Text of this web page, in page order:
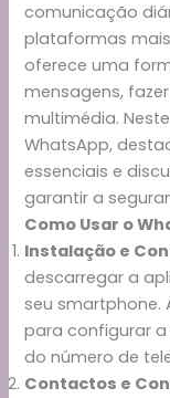
comunicação
plataformas
oferece uma
mensagens,
multimédia.
WhatsApp,
essenciais e
garantir a
Como Usar o
Instalação e
descarregar a
seu smartphone.
para configurar
do número de
Contactos e